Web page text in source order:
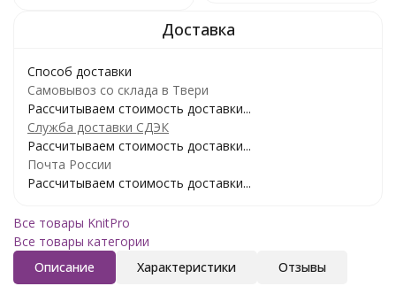
Способ доставки
Самовывоз со склада в Твери
Рассчитываем стоимость доставки...
Служба доставки СДЭК
Рассчитываем стоимость доставки...
Почта России
Рассчитываем стоимость доставки...
Все товары KnitPro
Все товары категории
Описание
Характеристики Отзывы